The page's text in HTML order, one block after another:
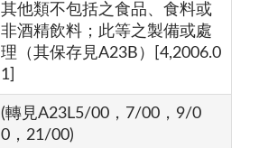
其他類不包括之食品、食料或
非酒精飲料；此等之製備或處
理（其保存見A23B）[4,2006.0
1]
(轉見A23L5/00，7/00，9/0
0，21/00)